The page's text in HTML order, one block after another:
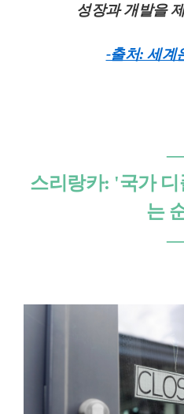
성장과 개발을
-출처: 세계
스리랑카: '국가 디
는